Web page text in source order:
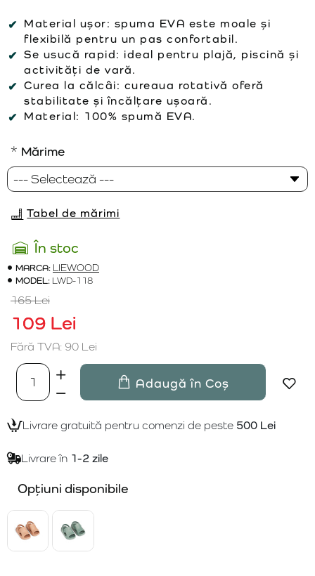
Material ușor: spuma EVA este moale și
flexibilă pentru un pas confortabil.
Se usucă rapid: ideal pentru plajă, piscină și
activități de vară.
Curea la călcâi: cureaua rotativă oferă
stabilitate și încălțare ușoară.
Material: 100% spumă EVA.
În stoc
MARCA: LIEWOOD
MODEL: LWD-118
109 Lei
165 Lei
Fără TVA: 90 Lei
Mărime
Adaugă în Coș
Tabel de mărimi
Livrare gratuită pentru comenzi de peste 500 Lei
Livrare în 1-2 zile
Opțiuni disponibile